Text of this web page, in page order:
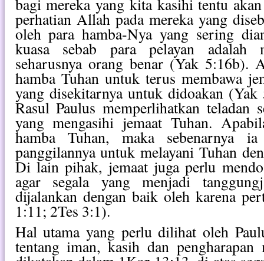
bagi mereka yang kita kasihi tentu
perhatian Allah pada mereka yang
oleh para hamba-Nya yang sering
kuasa sebab para pelayan adalah
seharusnya orang benar (Yak 5:16b).
hamba Tuhan untuk terus membawa
yang disekitarnya untuk didoakan
Rasul Paulus memperlihatkan teladan
yang mengasihi jemaat Tuhan.
hamba Tuhan, maka sebenarnya
panggilannya untuk melayani Tuhan
Di lain pihak, jemaat juga perlu
agar segala yang menjadi
dijalankan dengan baik oleh karena
1:11; 2Tes 3:1).
Hal utama yang perlu dilihat oleh
tentang iman, kasih dan pengharapan